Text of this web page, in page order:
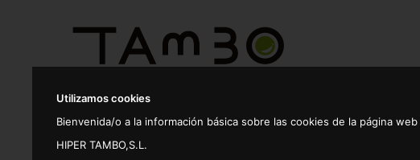
Utilizamos cookies
Bienvenida/o a la información básica sobre las cookies de la página
HIPER TAMBO,S.L.
Productos